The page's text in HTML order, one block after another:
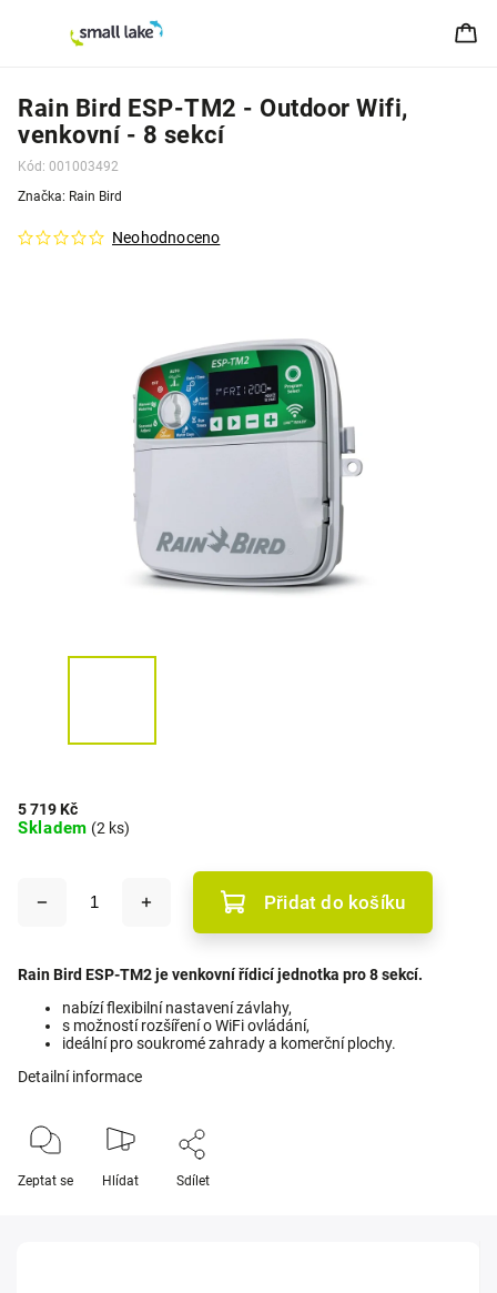
Rain Bird ESP-TM2 - Outdoor Wifi,
venkovní - 8 sekcí
Kód: 001003492
Neohodnoceno
Značka: Rain Bird
5 719 Kč
Skladem (2 ks)
Přidat do košíku
Rain Bird ESP-TM2 je venkovní řídicí jednotka pro 8 sekcí.
nabízí flexibilní nastavení závlahy,
s možností rozšíření o WiFi ovládání,
ideální pro soukromé zahrady a komerční plochy.
Detailní informace
Zeptat se Hlídat Sdílet